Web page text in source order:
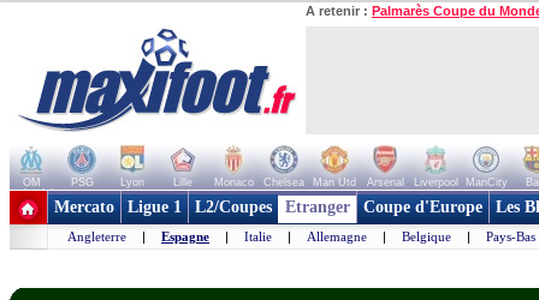
A retenir : Palmarès Coupe du
OM PSG Lyon Lille Monaco Chelsea Man Utd Arsenal Liverpool ManCity
+ de clubs
Mercato Ligue 1 L2/Coupes Etranger Coupe d'Europe Les
Angleterre | Espagne | Italie | Allemagne | Belgique | Pays-Bas